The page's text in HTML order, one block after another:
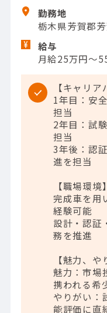
勤務地
栃木県芳賀郡
給与
月給25万円～
【キャリア
1年目：安
担当
2年目：試
担当
3年後：認
進を担当
【職場環境】
完成車を用
経験可能
設計・認証
務を推進
【魅力、
魅力：市場
携われる希
やりがい：
能評価に直